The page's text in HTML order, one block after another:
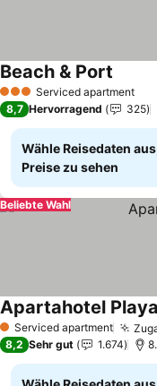
3 SterneServiced apartment
Beach & Port
8,7 Hervorragend 325
Wähle Reisedaten
Preise zu sehen
Beliebte Wahl
1 Sterne
Serviced apartment
Apartahotel
8,2 Sehr gut 1.674